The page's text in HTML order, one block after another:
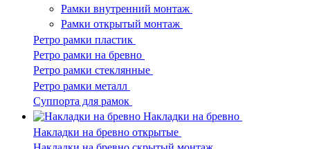
Рамки внутренний монтаж
Рамки открытый монтаж
Ретро рамки пластик
Ретро рамки на бревно
Ретро рамки стеклянные
Ретро рамки металл
Суппорта для рамок
Накладки на бревно
Накладки на бревно открытые